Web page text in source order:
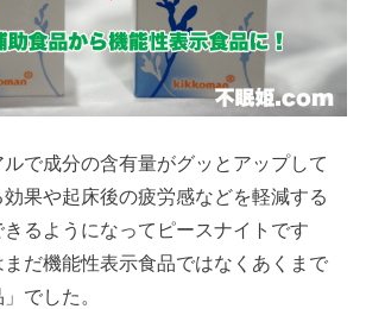
で成分の含有量がグッとアップして
果や起床後の疲労感などを軽減する
るようになってピースナイトです
だ機能性表示食品ではなくあくまで
でした。